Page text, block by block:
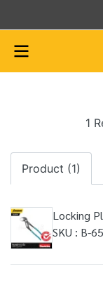
1
Product (1)
Locking
SKU : B-